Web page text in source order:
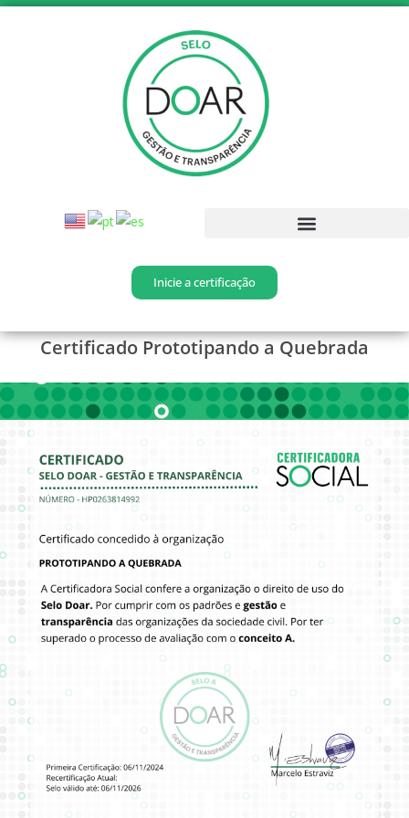
Inicie a certificação
Certificado Prototipando a Quebrada